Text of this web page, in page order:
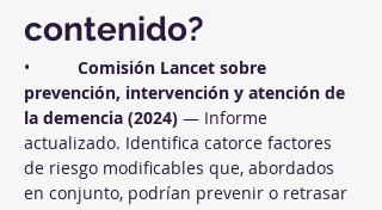
contenido?
• Comisión Lancet sobre
prevención, intervención y atención de
la demencia (2024) — Informe
actualizado. Identifica catorce factores
de riesgo modificables que, abordados
en conjunto, podrían prevenir o retrasar